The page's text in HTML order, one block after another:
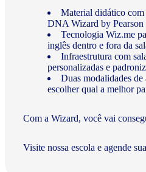
Material didático
DNA Wizard by Pearson
Tecnologia Wiz.me
inglês dentro e fora da
Infraestrutura com
personalizadas e
Duas modalidades de
escolher qual a melhor
Com a Wizard, você vai
Visite nossa escola e agende